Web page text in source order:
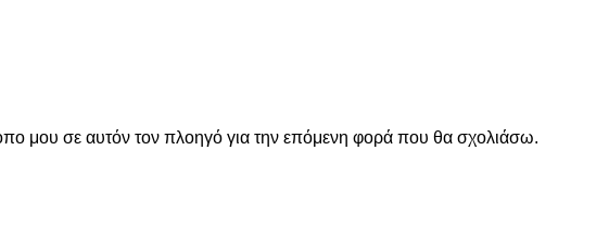
μου σε αυτόν τον πλοηγό για την επόμενη φορά που θα σχολιάσω.